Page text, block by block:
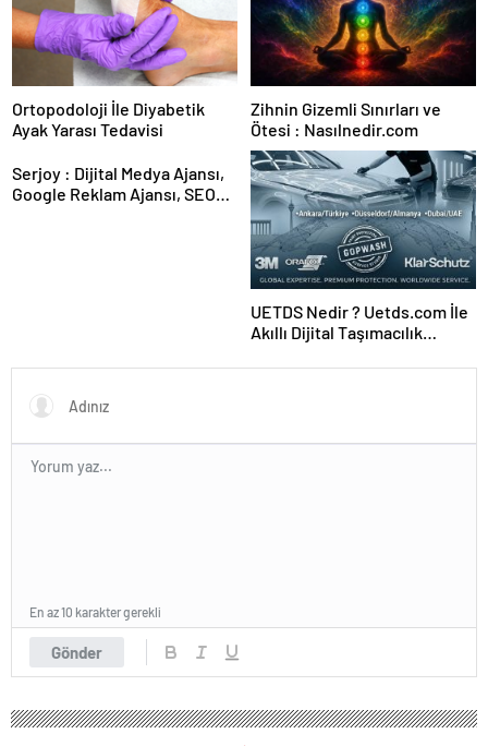
Ortopodoloji İle Diyabetik
Ayak Yarası Tedavisi
Zihnin Gizemli Sınırları ve
Ötesi : Nasılnedir.com
Serjoy : Dijital Medya Ajansı,
Google Reklam Ajansı, SEO
UETDS Nedir ? Uetds.com İle
Akıllı Dijital Taşımacılık
Gönder
En az 10 karakter gerekli